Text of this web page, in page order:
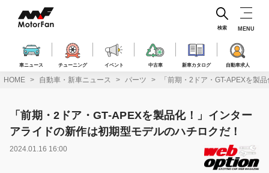
ス
車ニュース チューニング イベント 中古車 新車カタログ 自動車求人
検索 MENU
HOME 自動車・新車ニュース パーツ 「前期・2ドア・GT-APEXを製
「前期・2ドア・GT-APEXを製品化！」インター
アライドの新作は初期型モデルのハチロクだ！
2024.01.16 16:00